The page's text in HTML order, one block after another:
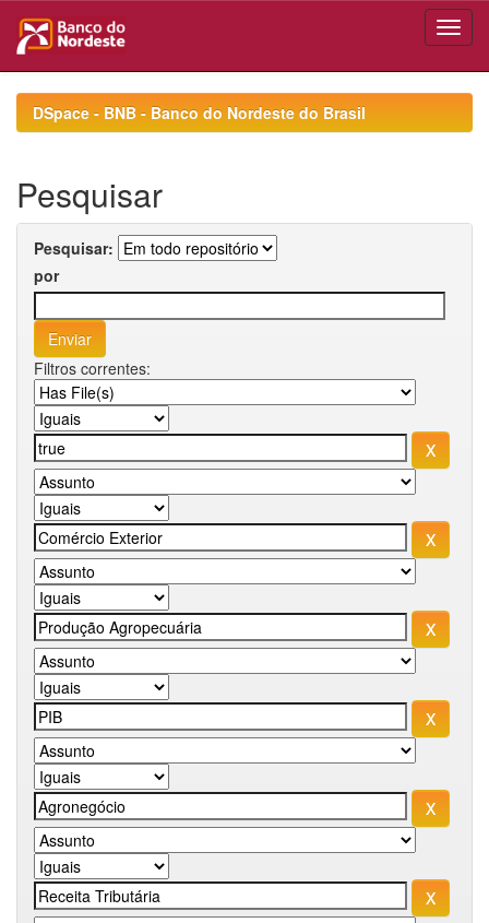
navigationDSpace - BNB - Banco do Nordeste do Brasil
Pesquisar
Pesquisar:
por
Filtros correntes: